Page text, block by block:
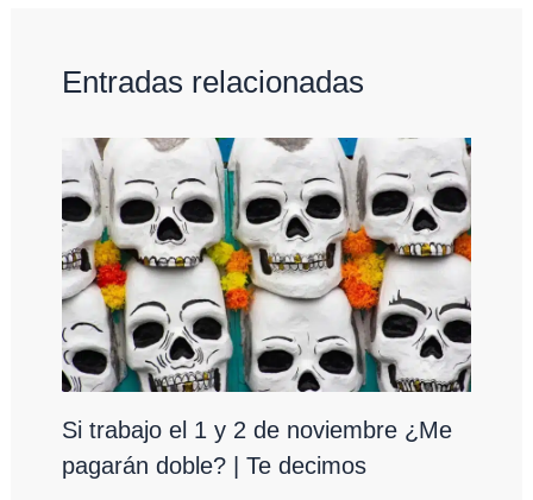
Entradas relacionadas
Si trabajo el 1 y 2 de noviembre ¿Me
pagarán doble? | Te decimos